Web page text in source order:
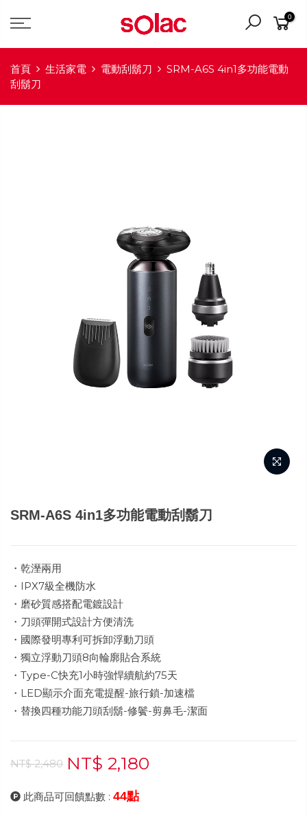
0
首頁 生活家電 電動刮鬍刀
SRM-A6S 4in1多功能電動
刮鬍刀
SRM-A6S 4in1多功能電動刮鬍刀
・乾溼兩用
・IPX7級全機防水
・磨砂質感搭配電鍍設計
・刀頭彈開式設計方便清洗
・國際發明專利可拆卸浮動刀頭
・獨立浮動刀頭8向輪廓貼合系統
・Type-C快充1小時強悍續航約75天
・LED顯示介面充電提醒-旅行鎖-加速檔
・替換四種功能刀頭刮鬍-修鬢-剪鼻毛-潔面
NT$ 2,480 NT$ 2,180
此商品可回饋點數 : 44點